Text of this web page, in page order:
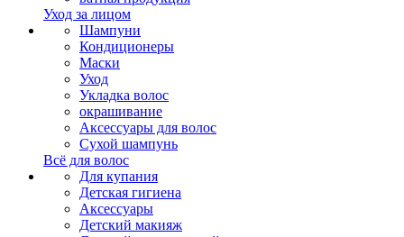
Уход за лицом
Шампуни
Кондиционеры
Маски
Уход
Укладка волос
окрашивание
Аксессуары для волос
Сухой шампунь
Всё для волос
Для купания
Детская гигиена
Аксессуары
Детский макияж